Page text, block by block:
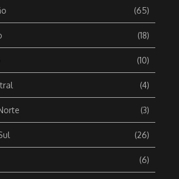
(65)
(18)
(10)
(4)
(3)
(26)
(6)